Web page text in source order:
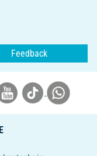
Feedback